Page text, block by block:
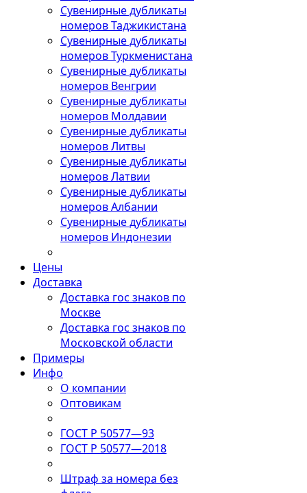
Сувенирные дубликаты
номеров Таджикистана
Сувенирные дубликаты
номеров Туркменистана
Сувенирные дубликаты
номеров Венгрии
Сувенирные дубликаты
номеров Молдавии
Сувенирные дубликаты
номеров Литвы
Сувенирные дубликаты
номеров Латвии
Сувенирные дубликаты
номеров Албании
Сувенирные дубликаты
номеров Индонезии
Цены
Доставка
Доставка гос знаков по
Москве
Доставка гос знаков по
Московской области
Примеры
Инфо
О компании
Оптовикам
ГОСТ Р 50577—93
ГОСТ Р 50577—2018
Штраф за номера без